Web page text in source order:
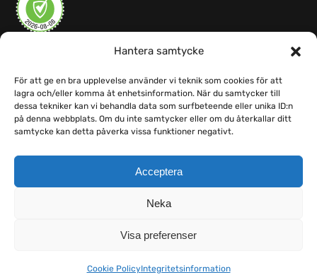
Hantera samtycke
För att ge en bra upplevelse använder vi teknik som cookies för att
lagra och/eller komma åt enhetsinformation. När du samtycker till
dessa tekniker kan vi behandla data som surfbeteende eller unika ID:n
på denna webbplats. Om du inte samtycker eller om du återkallar ditt
samtycke kan detta påverka vissa funktioner negativt.
Acceptera
Neka
Visa preferenser
Cookie PolicyIntegritetsinformation